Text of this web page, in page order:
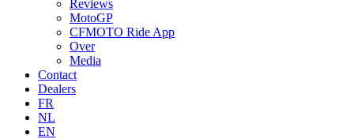
Reviews
MotoGP
CFMOTO Ride App
Over
Media
Contact
Dealers
FR
NL
EN